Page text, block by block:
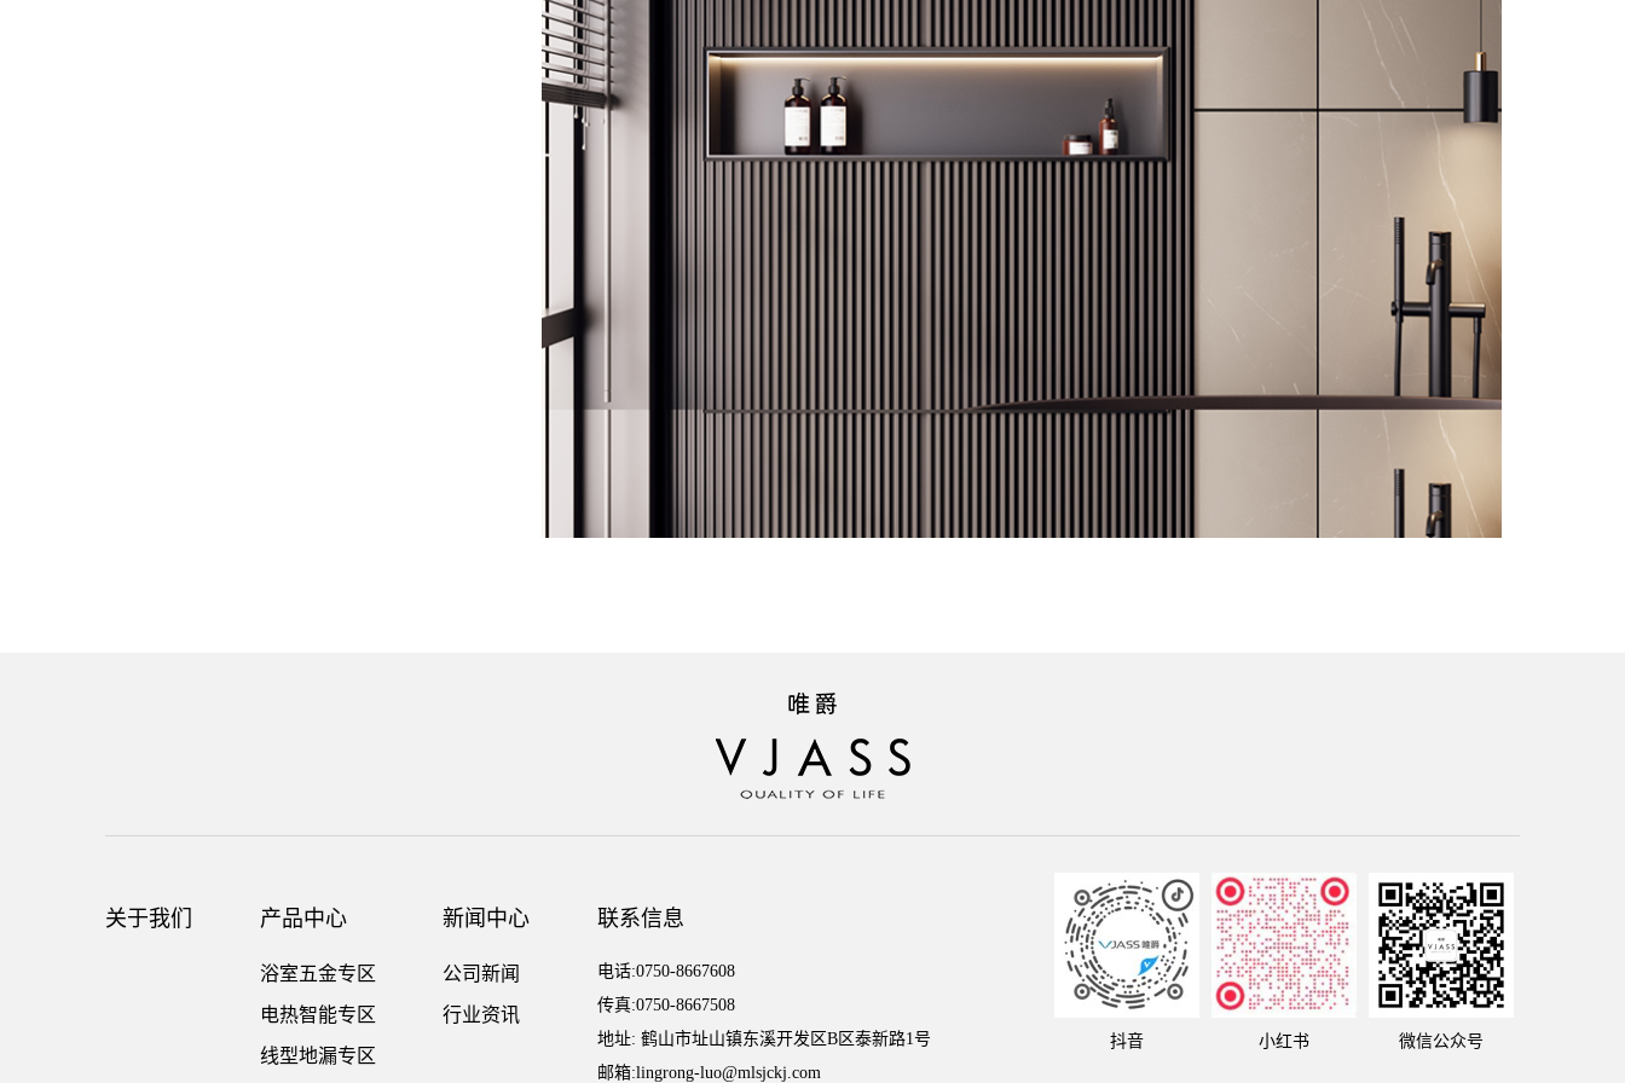
关于我们 产品中心
浴室五金专区
电热智能专区
线型地漏专区
新闻中心
公司新闻
行业资讯
联系信息
电话:0750-8667608
传真:0750-8667508
地址: 鹤山市址山镇东溪开发区B区泰新路1号
邮箱:lingrong-luo@mlsjckj.com
抖音 小红书 微信公众号